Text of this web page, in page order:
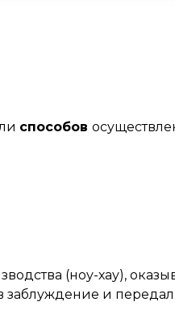
способов
(ноу-хау),
заблуждение и